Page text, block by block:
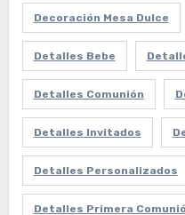
Decoración Mesa Dulce
Detalles Bebe
Detalles Comunión
Detalles Invitados
Detalles Personalizados
Detalles Primera